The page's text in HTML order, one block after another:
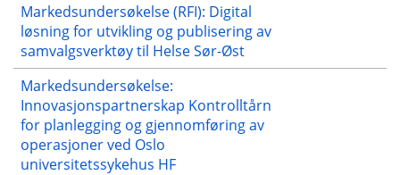
Markedsundersøkelse (RFI): Digital
løsning for utvikling og publisering av
samvalgsverktøy til Helse Sør-Øst
Markedsundersøkelse:
Innovasjonspartnerskap Kontrolltårn
for planlegging og gjennomføring av
operasjoner ved Oslo
universitetssykehus HF